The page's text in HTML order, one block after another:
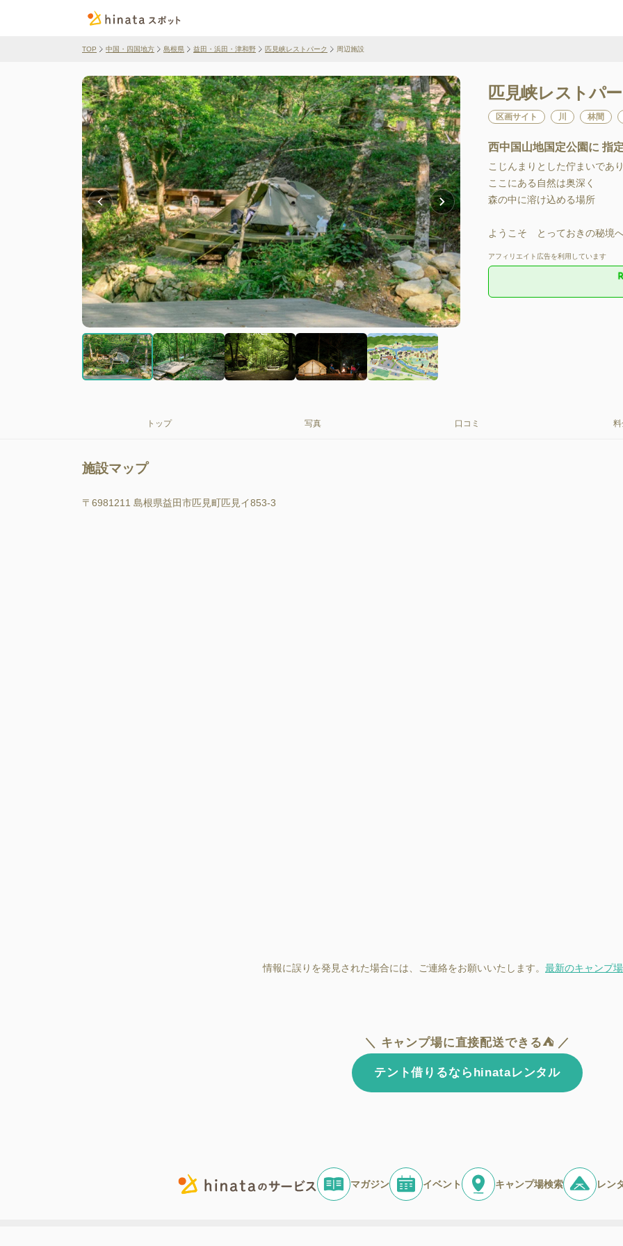
TOP 中国・四国地方 島根県 益田・浜田・津和野 匹見峡レストパーク 周辺施設
匹見峡レストパ
区画サイト 川 林間
西中国山地国定公園に 指
こじんまりとした佇まいであ
ここにある自然は奥深く
森の中に溶け込める場所
ようこそ　とっておきの秘境
アフィリエイト広告を利用しています
トップ 写真 口コミ 料
施設マップ
〒6981211 島根県益田市匹見町匹見イ853-3
情報に誤りを発見された場合には、ご連絡をお願いいたします。 最新のキャンプ
＼ キャンプ場に直接配送できる⛺ ／
テント借りるならhinataレンタル
マガジン イベント キャンプ場検索 レン